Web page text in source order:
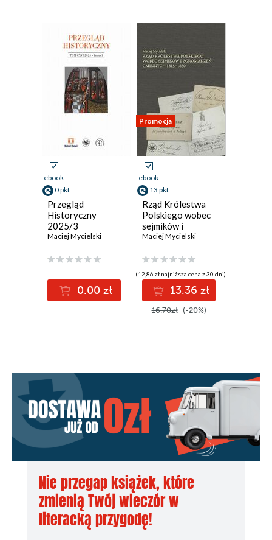
ebook
0 pkt
Przegląd
Historyczny
2025/3
Maciej Mycielski
0.00 zł
Promocja
ebook
13 pkt
Rząd Królestwa
Polskiego wobec
sejmików i
zgromadzeń
1830
Maciej Mycielski
(12,86 zł najniższa cena z 30 dni)
13.36 zł
16.70zł (-20%)
Nie przegap książek, które
zmienią Twój wieczór w
literacką przygodę!